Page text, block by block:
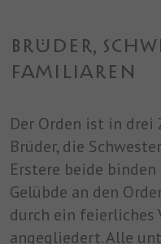
BRÜDER,
FAMILIAREN
Der Orden ist in
Brüder, die
Erstere beide
Gelübde an den
durch ein feierliches
angegliedert. Alle